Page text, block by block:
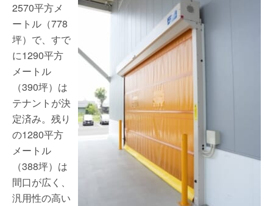
2570平方メ
ートル（778
坪）で、すで
に1290平方
メートル
（390坪）は
テナントが決
定済み。残り
の1280平方
メートル
（388坪）は
間口が広く、
汎用性の高い